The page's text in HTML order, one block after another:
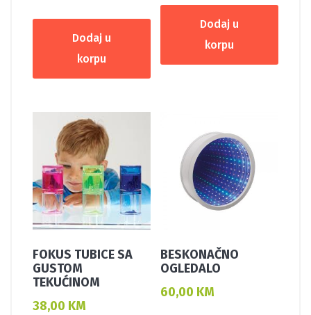
Dodaj u
korpu
Dodaj u
korpu
FOKUS TUBICE SA
GUSTOM
TEKUĆINOM
38,00 KM
BESKONAČNO
OGLEDALO
60,00 KM